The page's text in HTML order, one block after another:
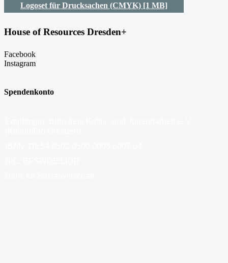
Logoset für Drucksachen (CMYK) [1 MB]
House of Resources Dresden+
Facebook
Instagram
Spendenkonto